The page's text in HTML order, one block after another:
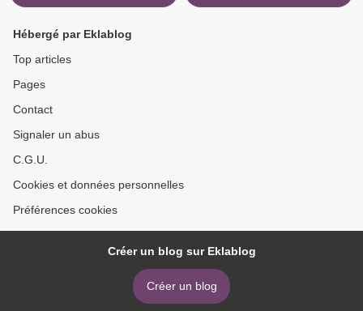
Hébergé par Eklablog
Top articles
Pages
Contact
Signaler un abus
C.G.U.
Cookies et données personnelles
Préférences cookies
Créer un blog sur Eklablog
Créer un blog